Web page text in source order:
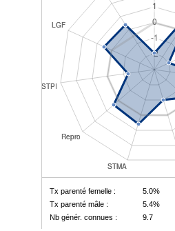
Tx parenté femelle : 5.0%
Tx parenté mâle :
5.4%
Nb génér. connues :
9.7